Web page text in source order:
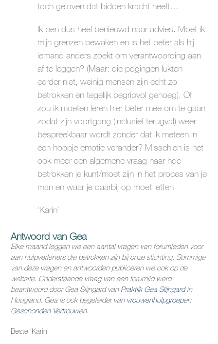
toch geloven dat bidden kracht heeft…
Ik ben dus heel benieuwd naar advies. Moet ik
mijn grenzen bewaken en is het beter als hij
iemand anders zoekt om verantwoording aan
af te leggen? (Maar: die pogingen lukten
eerder niet, weinig mensen zijn echt zo
betrokken en tegelijk begripvol genoeg). Of
zou ik moeten leren hier beter mee om te gaan
zodat zijn voortgang (inclusief terugval) weer
bespreekbaar wordt zonder dat ik meteen in
een hoopje emotie verander? Misschien is het
ook meer een algemene vraag naar hoe
betrokken je kunt/moet zijn in het proces van je
man en waar je daarbij op moet letten.
‘Karin’
Antwoord van Gea
Elke maand leggen we een aantal vragen van forumleden voor
aan hulpverleners die betrokken zijn bij onze stichting. Sommige
van deze vragen en antwoorden publiceren we ook op de
website. Onderstaande vraag van een forumlid werd
beantwoord door Gea Slijngard van Praktijk Gea Slijngardin
Hoogland. Gea is ook begeleider van vrouwenhulpgroepen
Geschonden Vertrouwen.
Beste ‘Karin’